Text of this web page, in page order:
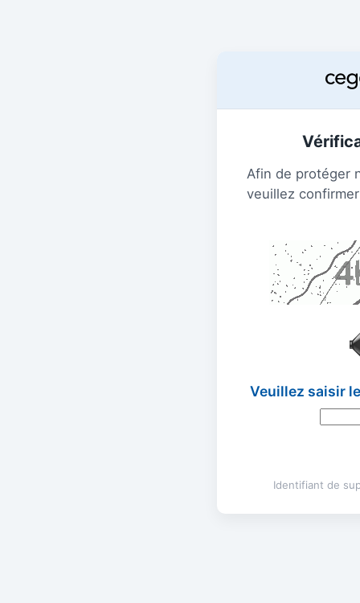
Afin de protéger
veuillez
Veuillez saisir
Identifiant de